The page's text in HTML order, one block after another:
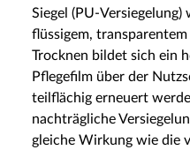
Siegel (PU-
flüssigem,
Trocknen bildet sich ein
Pflegefilm über der
teilflächig erneuert
nachträgliche
gleiche Wirkung wie die